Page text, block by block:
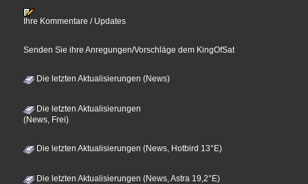
Ihre Kommentare / Updates
Senden Sie ihre Anregungen/Vorschläge dem KingOfSat
Die letzten Aktualisierungen (News)
Die letzten Aktualisierungen
(News, Frei)
Die letzten Aktualisierungen (News, Hotbird 13°E)
Die letzten Aktualisierungen (News, Astra 19,2°E)